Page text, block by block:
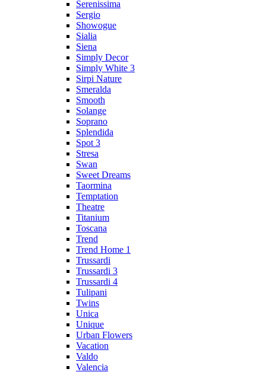
Serenissima
Sergio
Showogue
Sialia
Siena
Simply Decor
Simply White 3
Sirpi Nature
Smeralda
Smooth
Solange
Soprano
Splendida
Spot 3
Stresa
Swan
Sweet Dreams
Taormina
Temptation
Theatre
Titanium
Toscana
Trend
Trend Home 1
Trussardi
Trussardi 3
Trussardi 4
Tulipani
Twins
Unica
Unique
Urban Flowers
Vacation
Valdo
Valencia